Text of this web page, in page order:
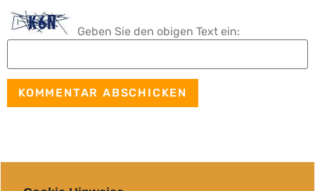
Geben Sie den obigen Text ein: